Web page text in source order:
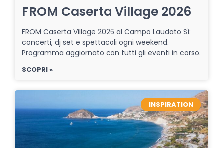
FROM Caserta Village 2026
FROM Caserta Village 2026 al Campo Laudato Sì:
concerti, dj set e spettacoli ogni weekend.
Programma aggiornato con tutti gli eventi in corso.
SCOPRI »
INSPIRATION